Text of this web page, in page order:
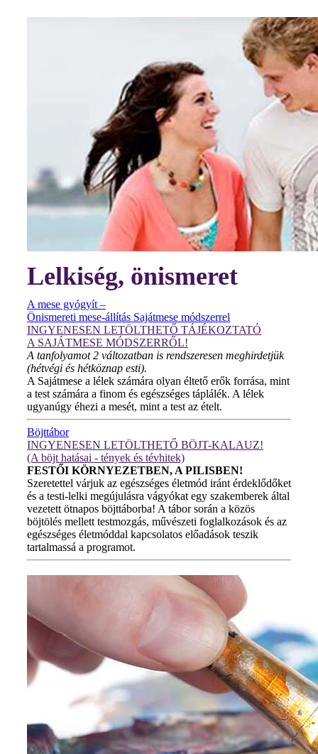
Lelkiség, önismeret
A mese gyógyít –
Önismereti mese-állítás Sajátmese módszerrel
INGYENESEN LETÖLTHETŐ TÁJÉKOZTATÓ
A SAJÁTMESE MÓDSZERRŐL!
A tanfolyamot 2 változatban is rendszeresen meghirdetjük
(hétvégi és hétköznap esti).
A Sajátmese a lélek számára olyan éltető erők forrása, mint
a test számára a finom és egészséges táplálék. A lélek
ugyanúgy éhezi a mesét, mint a test az ételt.
Böjttábor
INGYENESEN LETÖLTHETŐ BÖJT-KALAUZ!
(A böjt hatásai - tények és tévhitek)
FESTŐI KÖRNYEZETBEN, A PILISBEN!
Szeretettel várjuk az egészséges életmód iránt érdeklődőket
és a testi-lelki megújulásra vágyókat egy szakemberek által
vezetett ötnapos böjttáborba! A tábor során a közös
böjtölés mellett testmozgás, művészeti foglalkozások és az
egészséges életmóddal kapcsolatos előadások teszik
tartalmassá a programot.